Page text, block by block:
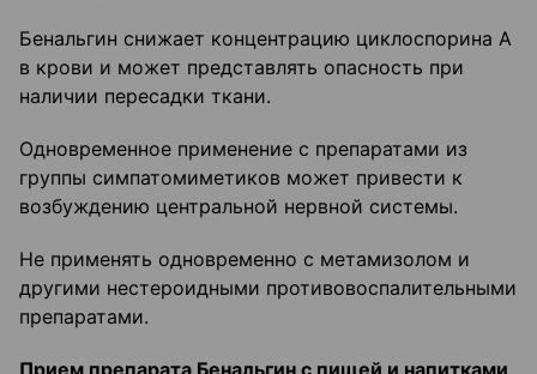
Бенальгин снижает концентрацию циклоспорина А
в крови и может представлять опасность при
наличии пересадки ткани.
Одновременное применение с препаратами из
группы симпатомиметиков может привести к
возбуждению центральной нервной системы.
Не применять одновременно с метамизолом и
другими нестероидными противовоспалительными
препаратами.